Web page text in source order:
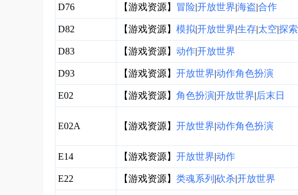
D76 【游戏资源】 冒险|开放世界|海盗|合作
D82 【游戏资源】 模拟|开放世界|生存|太空|探索
D83 【游戏资源】 动作|开放世界
D93 【游戏资源】 开放世界|动作角色扮演
E02 【游戏资源】 角色扮演|开放世界|后末日
E02A 【游戏资源】 开放世界|动作角色扮演
E14 【游戏资源】 开放世界|动作
E22 【游戏资源】 类魂系列 |砍杀|开放世界